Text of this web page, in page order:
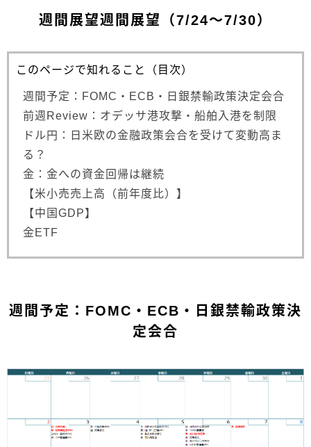
週間展望週間展望（7/24～7/30）
このページで知れること（目次）
週間予定：FOMC・ECB・日銀禁輸政策決定会合
前週Review：オデッサ港攻撃・船舶入港を制限
ドル円：日米欧の金融政策会合を受けて変動高ま
る？
金：金への資金回帰は継続
【米小売売上高（前年度比）】
【中国GDP】
金ETF
週間予定：FOMC・ECB・日銀禁輸政策決
定会合